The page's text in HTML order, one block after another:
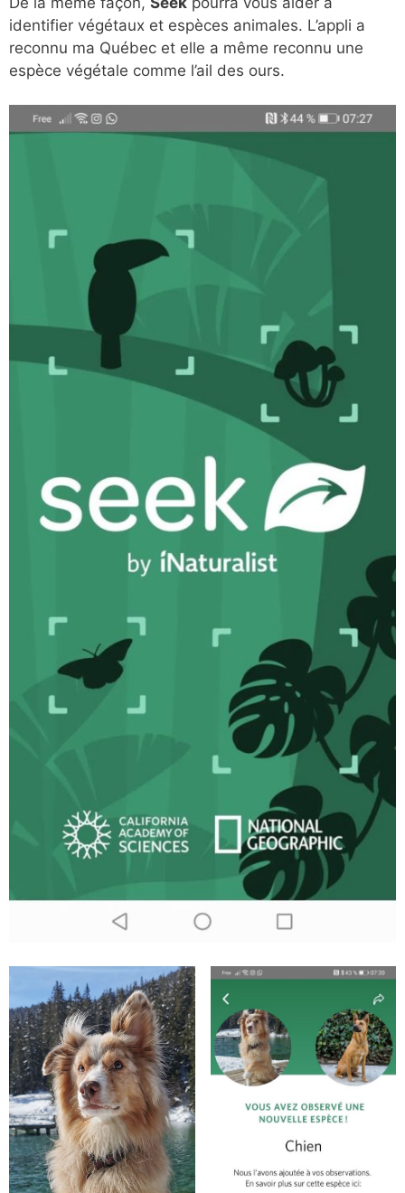
identifier végétaux et espèces animales. L’appli a
reconnu ma Québec et elle a même reconnu une
espèce végétale comme l’ail des ours.